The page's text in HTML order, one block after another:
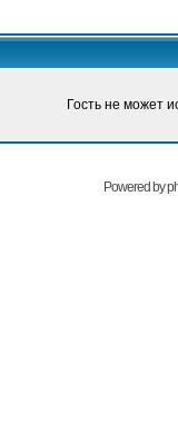
Гость не может
Powered by